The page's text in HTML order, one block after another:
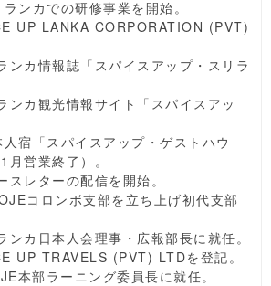
ンカでの研修事業を開始。
UP LANKA CORPORATION (PVT)
ンカ情報誌「スパイスアップ・スリラ
ンカ観光情報サイト「スパイスアッ
宿「スパイスアップ・ゲストハウ
営業終了）。
レターの配信を開始。
コロンボ支部を立ち上げ初代支部
カ日本人会理事・広報部長に就任。
UP TRAVELS (PVT) LTDを登記。
本部ラーニング委員長に就任。